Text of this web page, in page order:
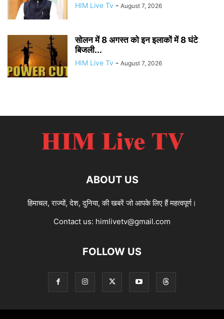
HIM Live Tv - August 7, 2026
सोलन में 8 अगस्त को इन इलाकों में 8 घंटे
बिजली...
HIM Live Tv - August 7, 2026
ABOUT US
हिमाचल, राज्यों, देश, दुनिया, की खबरें जो आपके लिए हैं महत्वपूर्ण।
Contact us: himlivetv@gmail.com
FOLLOW US